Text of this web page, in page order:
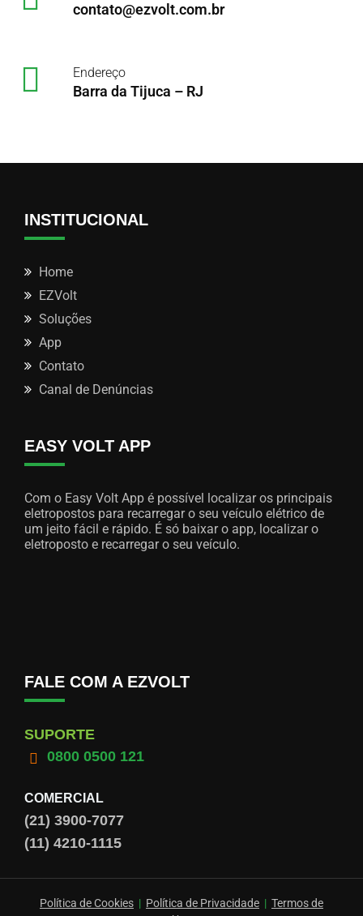
contato@ezvolt.com.br
Endereço
Barra da Tijuca – RJ
INSTITUCIONAL
Home
EZVolt
Soluções
App
Contato
Canal de Denúncias
EASY VOLT APP
Com o Easy Volt App é possível localizar os principais
eletropostos para recarregar o seu veículo elétrico de
um jeito fácil e rápido. É só baixar o app, localizar o
eletroposto e recarregar o seu veículo.
FALE COM A EZVOLT
SUPORTE
0800 0500 121
COMERCIAL
(21) 3900-7077
(11) 4210-1115
Política de Cookies | Política de Privacidade | Termos de